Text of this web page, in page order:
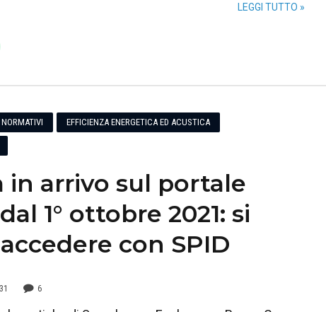
LEGGI TUTTO »
EFFICIENZA ENERGETICA ED ACUSTICA
in arrivo sul portale
1° ottobre 2021: si
con SPID
6